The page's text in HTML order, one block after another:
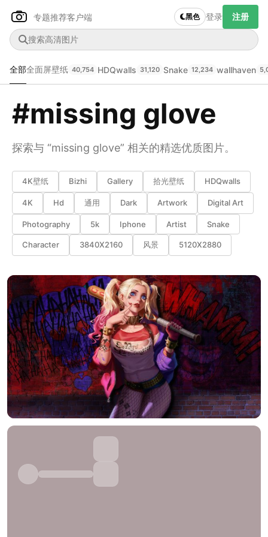
专题推荐客户端 黑色 登录 注册
全部全面屏壁纸 40,754 HDQwalls 31,120 Snake 12,234 wallhaven
#missing glove
探索与 “missing glove” 相关的精选优质图片。
4K壁纸 Bizhi Gallery 拾光壁纸 HDQwalls
4K Hd 通用 Dark Artwork Digital Art
Photography 5k Iphone Artist Snake
Character 3840X2160 风景 5120X2880
Author Name
@author
下载原图
查看
--
下载
--
分类
--
主色调
--
发布
未知设备
在主题许可下可免费使用
分享 信息
实时弹幕
发送弹幕
弹幕会在下方多行滚动展示；匿名发送有数量和频率限制。
正在生成支付二维码...